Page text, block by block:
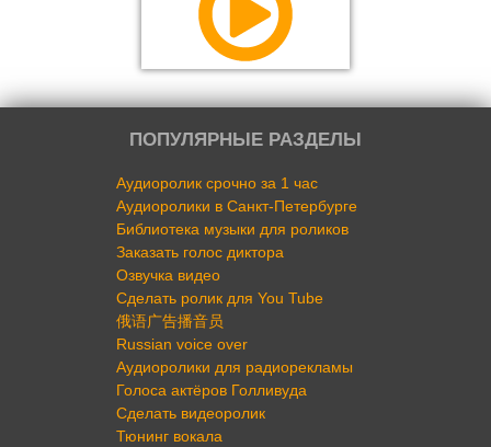
ПОПУЛЯРНЫЕ РАЗДЕЛЫ
Аудиоролик срочно за 1 час
Аудиоролики в Санкт-Петербурге
Библиотека музыки для роликов
Заказать голос диктора
Озвучка видео
Сделать ролик для You Tube
俄语广告播音员
Russian voice over
Аудиоролики для радиорекламы
Голоса актёров Голливуда
Сделать видеоролик
Тюнинг вокала